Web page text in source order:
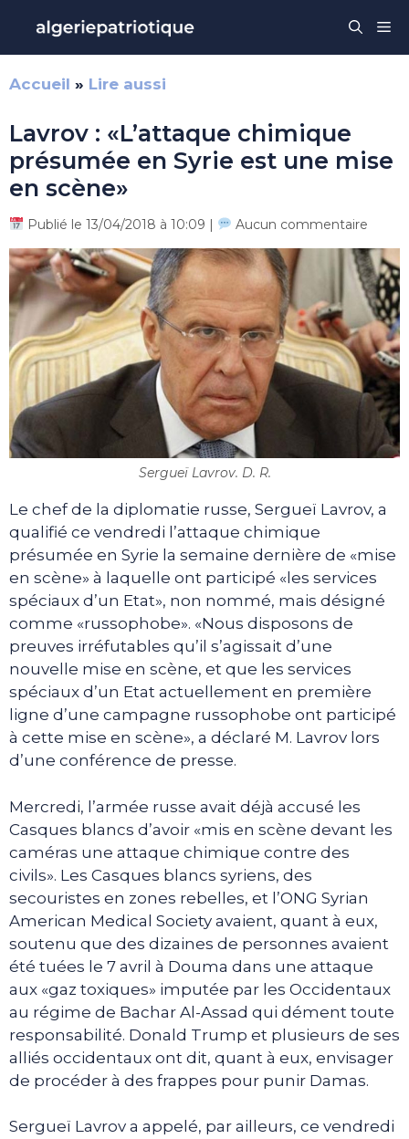
contenu
Accueil » Lire aussi
Lavrov : «L’attaque chimique
présumée en Syrie est une mise
en scène»
Publié le 13/04/2018 à 10:09 | Aucun commentaire
Sergueï Lavrov. D. R.
Le chef de la diplomatie russe, Sergueï Lavrov, a
qualifié ce vendredi l’attaque chimique
présumée en Syrie la semaine dernière de «mise
en scène» à laquelle ont participé «les services
spéciaux d’un Etat», non nommé, mais désigné
comme «russophobe». «Nous disposons de
preuves irréfutables qu’il s’agissait d’une
nouvelle mise en scène, et que les services
spéciaux d’un Etat actuellement en première
ligne d’une campagne russophobe ont participé
à cette mise en scène», a déclaré M. Lavrov lors
d’une conférence de presse.
Mercredi, l’armée russe avait déjà accusé les
Casques blancs d’avoir «mis en scène devant les
caméras une attaque chimique contre des
civils». Les Casques blancs syriens, des
secouristes en zones rebelles, et l’ONG Syrian
American Medical Society avaient, quant à eux,
soutenu que des dizaines de personnes avaient
été tuées le 7 avril à Douma dans une attaque
aux «gaz toxiques» imputée par les Occidentaux
au régime de Bachar Al-Assad qui dément toute
responsabilité. Donald Trump et plusieurs de ses
alliés occidentaux ont dit, quant à eux, envisager
de procéder à des frappes pour punir Damas.
Sergueï Lavrov a appelé, par ailleurs, ce vendredi